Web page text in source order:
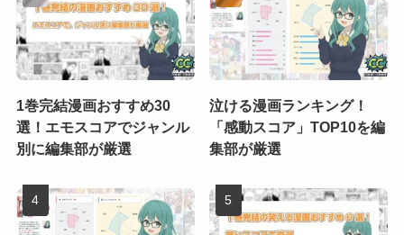
1巻完結漫画おすすめ30
選！エモスコアでジャンル
別に編集部が厳選
泣ける漫画ランキング！
「感動スコア」TOP10を編
集部が厳選